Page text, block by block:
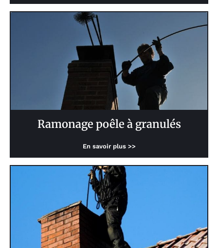
Ramonage poêle à granulés
En savoir plus >>